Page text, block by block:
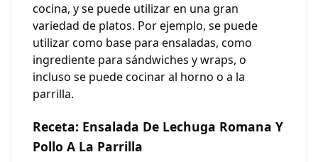
cocina, y se puede utilizar en una gran
variedad de platos. Por ejemplo, se puede
utilizar como base para ensaladas, como
ingrediente para sándwiches y wraps, o
incluso se puede cocinar al horno o a la
parrilla.
Receta: Ensalada De Lechuga Romana Y
Pollo A La Parrilla